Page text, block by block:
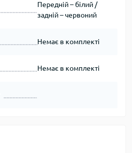
Передній – білий /
задній – червоний
Немає в комплекті
Немає в комплекті